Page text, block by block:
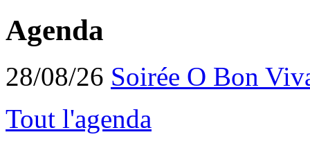
Agenda
28/08/26 Soirée O Bon
Tout l'agenda